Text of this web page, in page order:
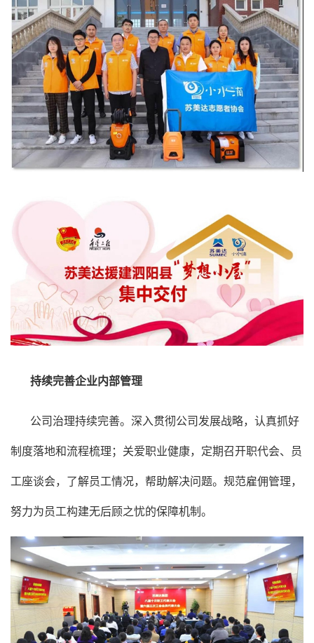
持续完善企业内部管理
公司治理持续完善。深入贯彻公司发展战略，认真抓好
制度落地和流程梳理；关爱职业健康，定期召开职代会、员
工座谈会，了解员工情况，帮助解决问题。规范雇佣管理，
努力为员工构建无后顾之忧的保障机制。